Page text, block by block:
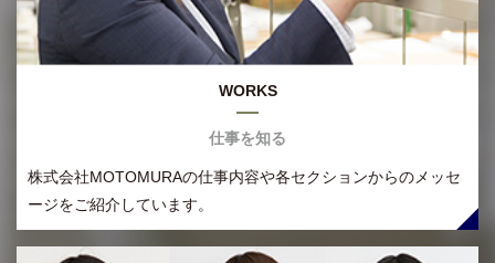
WORKS
仕事を知る
株式会社MOTOMURAの仕事内容や各セクションからのメッセ
ージをご紹介しています。